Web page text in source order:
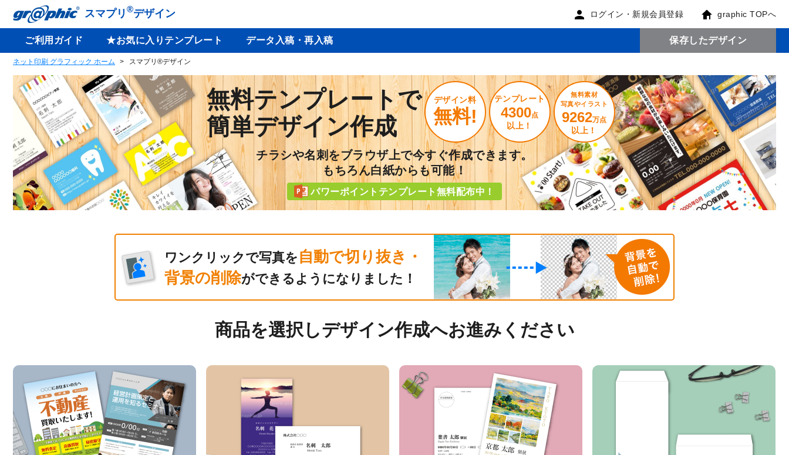
スマプリ ®デザイン ログイン・新規会員登録 graphic TOPへ
ご利用ガイド ★お気に入りテンプレート データ入稿・再入稿 保存したデザイン
ネット印刷 グラフィック ホーム スマプリ®デザイン
無料テンプレートで
簡単デザイン作成
デザイン料
無料!
テンプレート
4300点
以上！
無料素材
写真やイラスト
9262万点
以上！
チラシや名刺をブラウザ上で今すぐ作成できます。
もちろん白紙からも可能！
パワーポイントテンプレート無料配布中！
ワンクリックで写真を 自動で切り抜き・
背景の削除ができるようになりました！
商品を選択しデザイン作成へお進みください